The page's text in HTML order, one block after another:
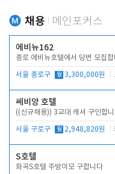
채용 메인포커스
에비뉴162
종로 에비뉴호텔에서 당번 모집
서울 종로구 월 3,300,000원
쎄비앙 호텔
((신규채용)) 3교대 캐셔 구인합
서울 구로구 월 2,948,820원
S호텔
화곡S호텔 주방이모 구합니다